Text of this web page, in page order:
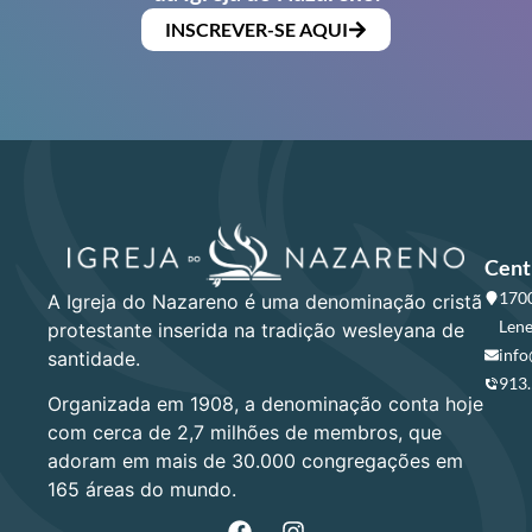
INSCREVER-SE AQUI
A Igreja do Nazareno é uma denominação cristã
protestante inserida na tradição wesleyana de
santidade.
Organizada em 1908, a denominação conta hoje
com cerca de 2,7 milhões de membros, que
adoram em mais de 30.000 congregações em
165 áreas do mundo.